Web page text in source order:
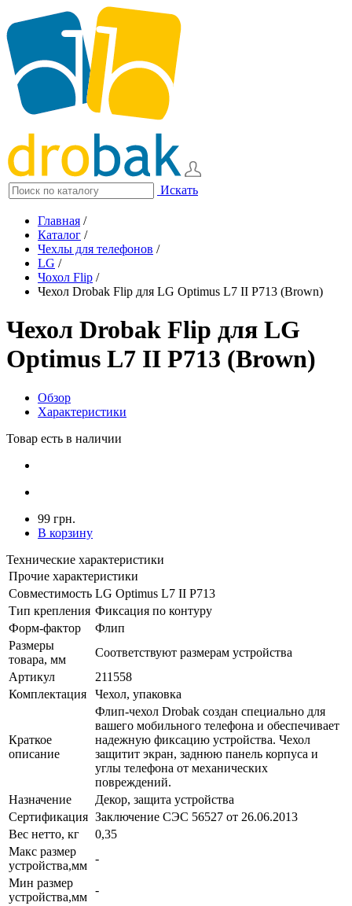
Искать
Главная /
Каталог /
Чехлы для телефонов /
LG /
Чохол Flip /
Чехол Drobak Flip для LG Optimus L7 II P713 (Brown)
Чехол Drobak Flip для LG
Optimus L7 II P713 (Brown)
Обзор
Характеристики
Товар есть в наличии
99 грн.
В корзину
Технические характеристики
Прочие характеристики
Совместимость LG Optimus L7 II P713
Тип крепления Фиксация по контуру
Форм-фактор
Флип
Размеры
товара, мм
Соответствуют размерам устройства
Артикул
211558
Комплектация
Чехол, упаковка
Краткое
описание
Флип-чехол Drobak создан специально для
вашего мобильного телефона и обеспечивает
надежную фиксацию устройства. Чехол
защитит экран, заднюю панель корпуса и
углы телефона от механических
повреждений.
Назначение
Декор, защита устройства
Сертификация Заключение СЭС 56527 от 26.06.2013
Вес нетто, кг
0,35
Макс размер
устройства,мм
-
Мин размер
устройства,мм
-